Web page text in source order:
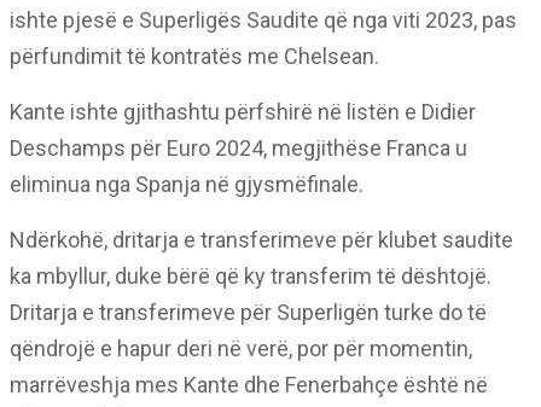
ishte pjesë e Superligës Saudite që nga viti 2023, pas
përfundimit të kontratës me Chelsean.
Kante ishte gjithashtu përfshirë në listën e Didier
Deschamps për Euro 2024, megjithëse Franca u
eliminua nga Spanja në gjysmëfinale.
Ndërkohë, dritarja e transferimeve për klubet saudite
ka mbyllur, duke bërë që ky transferim të dështojë.
Dritarja e transferimeve për Superligën turke do të
qëndrojë e hapur deri në verë, por për momentin,
marrëveshja mes Kante dhe Fenerbahçe është në